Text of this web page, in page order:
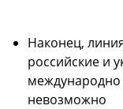
Наконец,
российские и
невозможно